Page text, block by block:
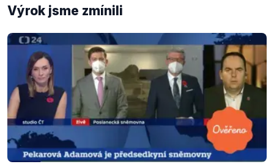
Výrok jsme zmínili